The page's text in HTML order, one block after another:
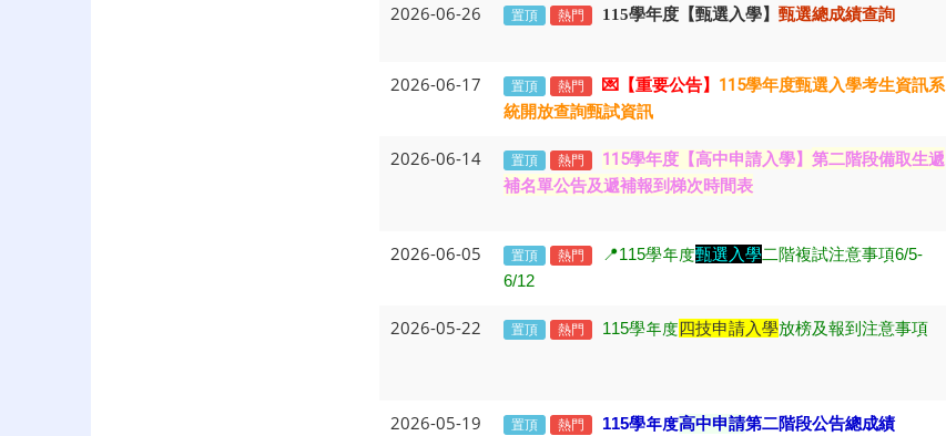
2026-06-26 置頂 熱門 115學年度【甄選入學】甄選總成績查詢
2026-06-17 置頂 熱門 💌【重要公告】 115學年度甄選入學考生資訊系
統開放查詢甄試資訊
2026-06-14 置頂 熱門 115學年度【高中申請入學】第二階段備取生遞
補名單公告及遞補報到梯次時間表
2026-06-05 置頂 熱門 📍115學年度甄選入學二階複試注意事項6/5-
6/12
2026-05-22 置頂 熱門 115學年度四技申請入學放榜及報到注意事項
2026-05-19 置頂 熱門 115學年度高中申請第二階段公告總成績